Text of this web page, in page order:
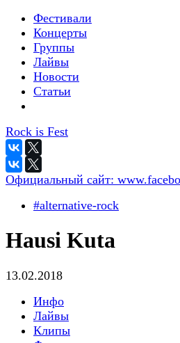
Фестивали
Концерты
Группы
Лайвы
Новости
Статьи
Rock is Fest
Официальный сайт:
#alternative-rock
Hausi Kuta
13.02.2018
Инфо
Лайвы
Клипы